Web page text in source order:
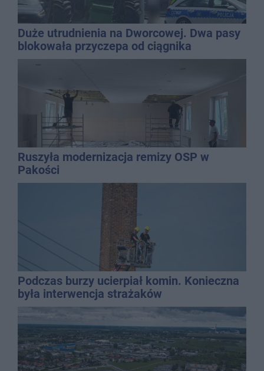
Duże utrudnienia na Dworcowej. Dwa pasy
blokowała przyczepa od ciągnika
Ruszyła modernizacja remizy OSP w
Pakości
Podczas burzy ucierpiał komin. Konieczna
była interwencja strażaków